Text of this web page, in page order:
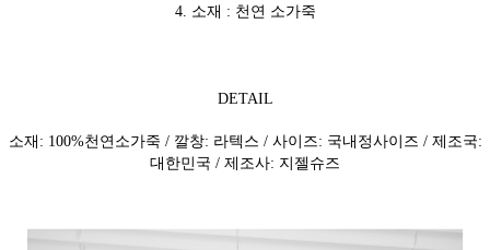
4. 소재 : 천연 소가죽
DETAIL
소재: 100%천연소가죽 / 깔창: 라텍스 / 사이즈: 국내정사이즈 / 제조국:
대한민국 / 제조사: 지젤슈즈